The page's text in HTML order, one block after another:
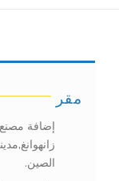
مقر
الصين.